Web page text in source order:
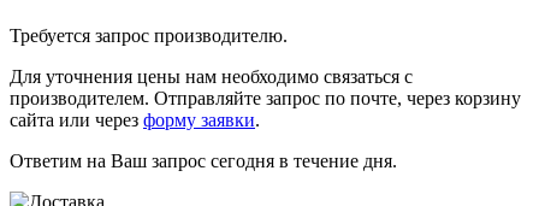
Требуется запрос производителю.
Для уточнения цены нам необходимо связаться с
производителем. Отправляйте запрос по почте, через корзину
сайта или через форму заявки.
Ответим на Ваш запрос сегодня в течение дня.